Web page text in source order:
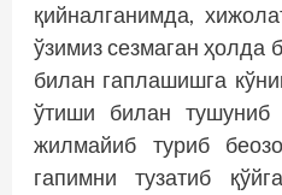
қийналганимда,
ўзимиз сезмаган ҳолда
билан гаплашишга
ўтиши билан
жилмайиб туриб
гапимни тузатиб